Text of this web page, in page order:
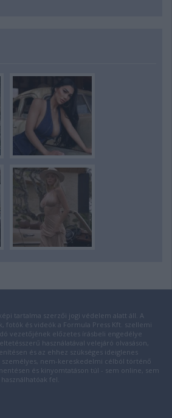
tartalma szerzői jogi védelem alatt áll. A
fotók és videók a Formula Press Kft. szellemi
vezetőjének előzetes írásbeli engedélye
használatával velejáró olvasáson,
és az ehhez szükséges ideiglenes
személyes, nem-kereskedelmi célból történő
és kinyomtatáson túl - sem online, sem
fel.